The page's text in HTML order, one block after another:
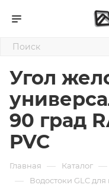
Угол
90 град
PVC
Главная — Каталог —
— Водостоки GLC